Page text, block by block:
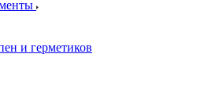
и герметиков